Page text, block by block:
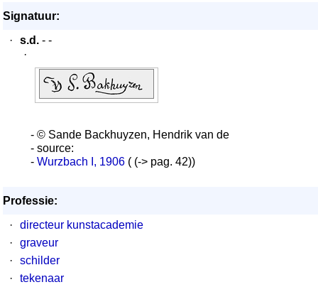
Signatuur:
·
s.d. - -
·
- © Sande Backhuyzen, Hendrik van de
- source:
- Wurzbach I, 1906 ( (-> pag. 42))
Professie:
·
directeur kunstacademie
·
graveur
·
schilder
·
tekenaar